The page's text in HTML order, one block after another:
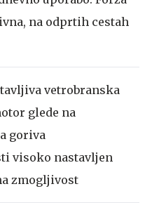
na odprtih cestah
vetrobranska
glede na
goriva
visoko nastavljen
zmogljivost